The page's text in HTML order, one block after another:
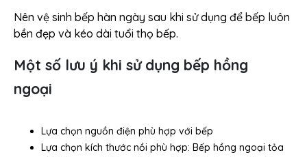
Nên vệ sinh bếp hàn ngày sau khi sử dụng để bếp luôn
bền đẹp và kéo dài tuổi thọ bếp.
Một số lưu ý khi sử dụng bếp hồng
ngoại
Lựa chọn nguồn điện phù hợp với bếp
Lựa chọn kích thước nồi phù hợp: Bếp hồng ngoại tỏa